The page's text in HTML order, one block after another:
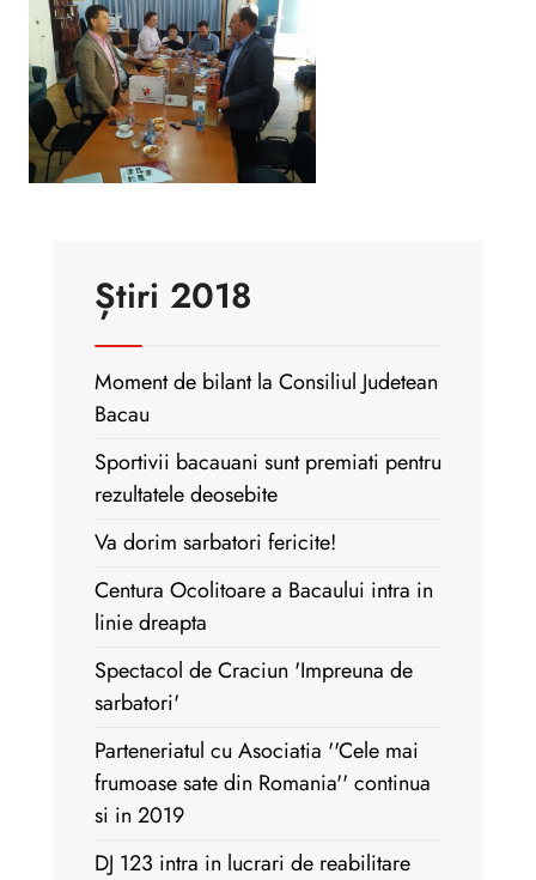
Știri 2018
Moment de bilant la Consiliul Judetean
Bacau
Sportivii bacauani sunt premiati pentru
rezultatele deosebite
Va dorim sarbatori fericite!
Centura Ocolitoare a Bacaului intra in
linie dreapta
Spectacol de Craciun 'Impreuna de
sarbatori'
Parteneriatul cu Asociatia ''Cele mai
frumoase sate din Romania'' continua
si in 2019
DJ 123 intra in lucrari de reabilitare